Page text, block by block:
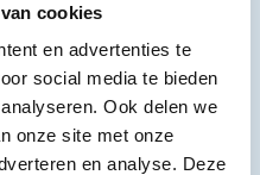
cookies
en advertenties te
social media te bieden
Ook delen we
onze site met onze
en analyse. Deze
Ds 100 stuks